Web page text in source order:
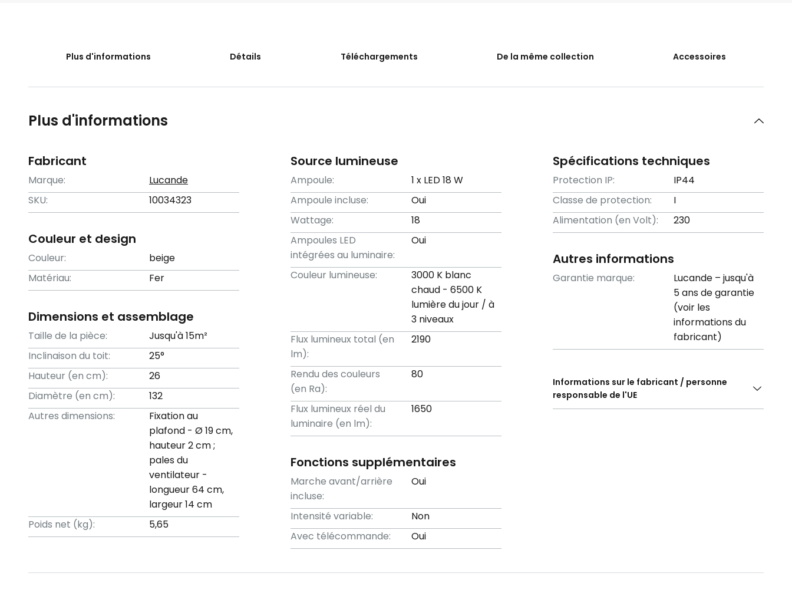
Plus d'informations Détails Téléchargements De la même collection Accessoires
Plus d'informations
Fabricant
Marque:
Lucande
SKU:
10034323
Couleur et design
Couleur:
beige
Matériau:
Fer
Dimensions et assemblage
Taille de la pièce:
Jusqu'à 15m²
Inclinaison du toit:
25°
Hauteur (en cm):
26
Diamètre (en cm):
132
Autres dimensions:
Fixation au
plafond - Ø 19 cm,
hauteur 2 cm ;
pales du
ventilateur -
longueur 64 cm,
largeur 14 cm
Poids net (kg):
5,65
Source lumineuse
Ampoule:
1 x LED 18 W
Ampoule incluse:
Oui
Wattage:
18
Ampoules LED
intégrées au luminaire:
Oui
Couleur lumineuse:
3000 K blanc
chaud - 6500 K
lumière du jour / à
3 niveaux
Flux lumineux total (en
lm):
2190
Rendu des couleurs
(en Ra):
80
Flux lumineux réel du
luminaire (en lm):
1650
Fonctions supplémentaires
Marche avant/arrière
incluse:
Oui
Intensité variable:
Non
Avec télécommande:
Oui
Spécifications techniques
Protection IP:
IP44
Classe de protection:
I
Alimentation (en Volt):
230
Autres informations
Garantie marque:
Lucande – jusqu'à
5 ans de garantie
(voir les
informations du
fabricant)
Informations sur le fabricant / personne
responsable de l'UE